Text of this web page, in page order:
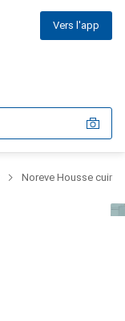
Vers l'app
Noreve Housse cuir